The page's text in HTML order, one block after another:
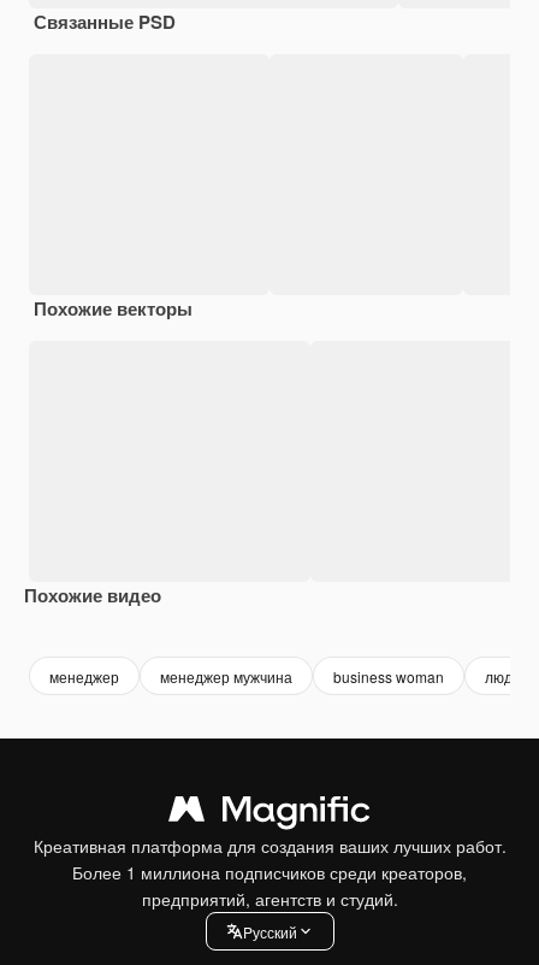
Связанные PSD
Похожие векторы
Похожие видео
менеджер менеджер мужчина business woman люди
Креативная платформа для создания ваших лучших работ.
Более 1 миллиона подписчиков среди креаторов,
предприятий, агентств и студий.
Pусский